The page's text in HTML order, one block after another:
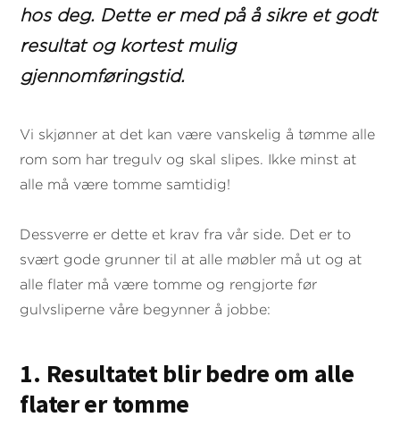
hos deg. Dette er med på å sikre et godt
resultat og kortest mulig
gjennomføringstid.
Vi skjønner at det kan være vanskelig å tømme alle
rom som har tregulv og skal slipes. Ikke minst at
alle må være tomme samtidig!
Dessverre er dette et krav fra vår side. Det er to
svært gode grunner til at alle møbler må ut og at
alle flater må være tomme og rengjorte før
gulvsliperne våre begynner å jobbe:
1. Resultatet blir bedre om alle
flater er tomme